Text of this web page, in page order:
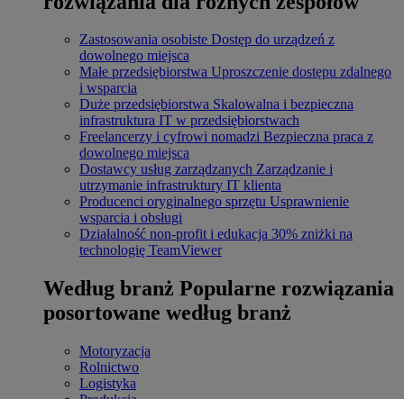
Zastosowania osobiste Dostęp do urządzeń z
dowolnego miejsca
Małe przedsiębiorstwa Uproszczenie dostępu zdalnego
i wsparcia
Duże przedsiębiorstwa Skalowalna i bezpieczna
infrastruktura IT w przedsiębiorstwach
Freelancerzy i cyfrowi nomadzi Bezpieczna praca z
dowolnego miejsca
Dostawcy usług zarządzanych Zarządzanie i
utrzymanie infrastruktury IT klienta
Producenci oryginalnego sprzętu Usprawnienie
wsparcia i obsługi
Działalność non-profit i edukacja 30% zniżki na
technologię TeamViewer
Według branż Popularne rozwiązania
posortowane według branż
Motoryzacja
Rolnictwo
Logistyka